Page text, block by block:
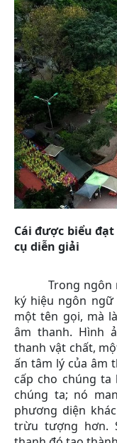
Cái được biểu
cụ diễn giải
Trong ngôn
ký hiệu ngôn
một tên gọi, mà
âm thanh. Hình
thanh vật chất,
ấn tâm lý của âm
cấp cho chúng ta
chúng ta; nó
phương diện
trừu tượng hơn.